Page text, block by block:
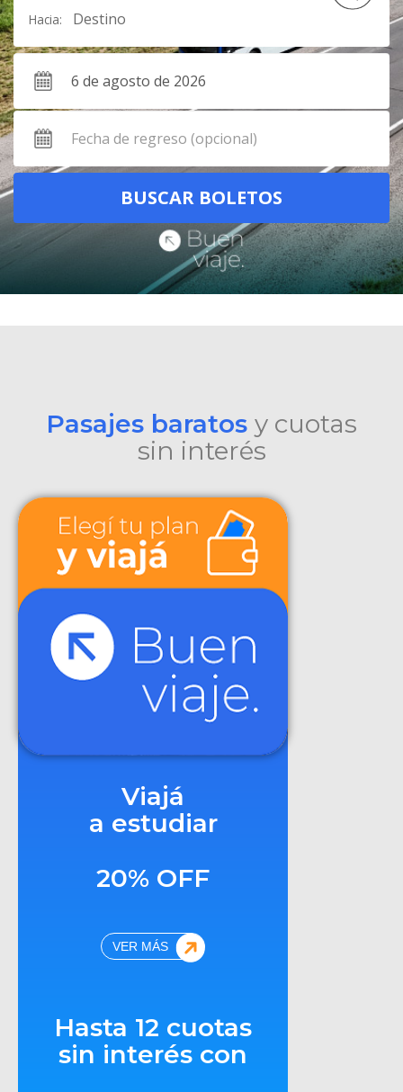
Pasajes baratos y cuotas
sin interés
Viajá
a estudiar
20% OFF
VER MÁS
Hasta 12 cuotas
sin interés con